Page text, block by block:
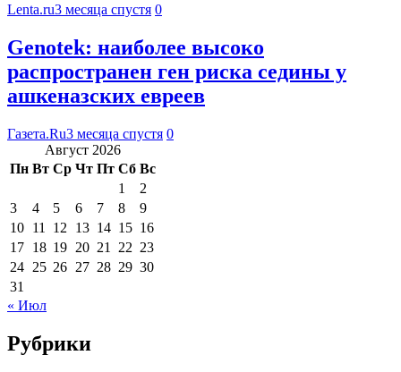
Lenta.ru3 месяца спустя 0
Genotek: наиболее высоко
распространен ген риска седины у
ашкеназских евреев
Газета.Ru3 месяца спустя 0
Август 2026
Пн Вт Ср Чт Пт Сб Вс
1
2
3
4 5 6 7 8
9
10 11 12 13 14 15 16
17 18 19 20 21 22 23
24 25 26 27 28 29 30
31
« Июл
Рубрики